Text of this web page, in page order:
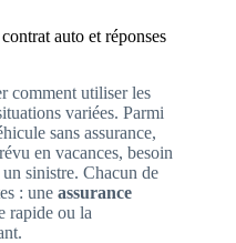
auto et réponses
comment utiliser les
variées. Parmi
sans assurance,
en vacances, besoin
sinistre. Chacun de
: une assurance
rapide ou la